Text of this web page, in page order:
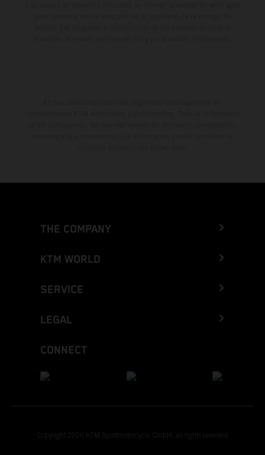
THE COMPANY
KTM WORLD
SERVICE
LEGAL
CONNECT
Copyright 2026 KTM Sportmotorcycle GmbH, all rights reserved